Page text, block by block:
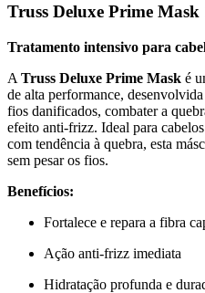
Mask
Truss Deluxe Prime Mask
Tratamento intensivo para
A Truss Deluxe Prime Mask é
de alta performance,
fios danificados, combater a
efeito anti-frizz. Ideal para
com tendência à quebra, esta
sem pesar os fios.
Benefícios:
Fortalece e repara a fibra
Ação anti-frizz imediata
Hidratação profunda e